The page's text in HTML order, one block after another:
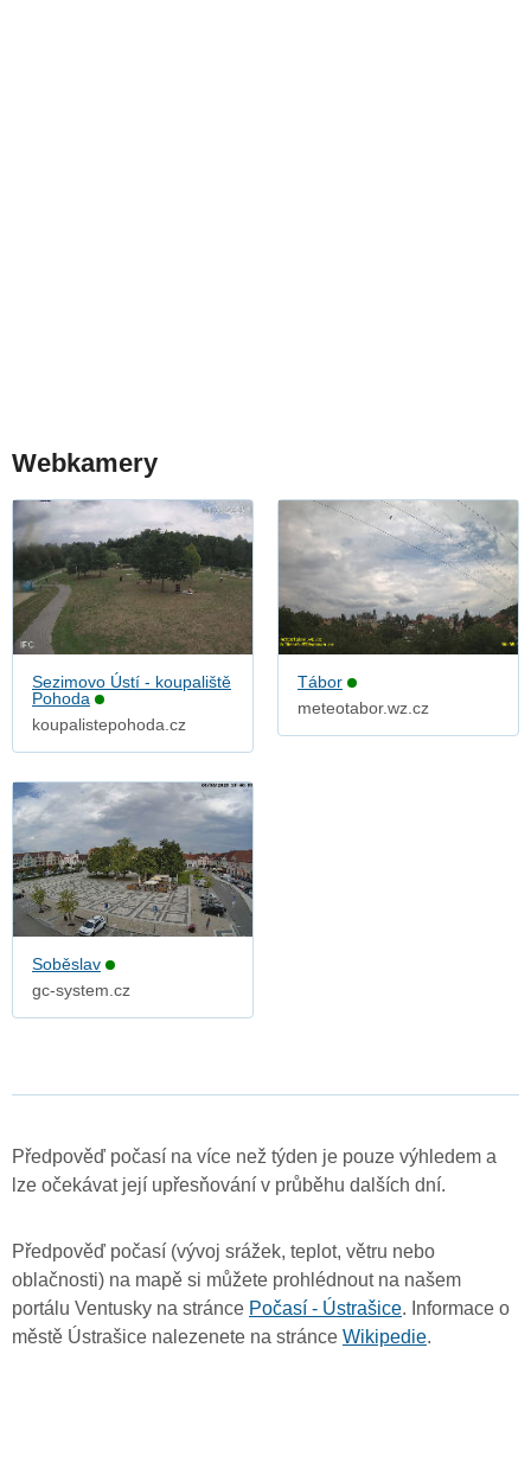
Webkamery
Sezimovo Ústí - koupaliště
Pohoda
koupalistepohoda.cz
Tábor
meteotabor.wz.cz
Soběslav
gc-system.cz
Předpověď počasí na více než týden je pouze výhledem a
lze očekávat její upřesňování v průběhu dalších dní.
Předpověď počasí (vývoj srážek, teplot, větru nebo
oblačnosti) na mapě si můžete prohlédnout na našem
portálu Ventusky na stránce Počasí - Ústrašice. Informace o
městě Ústrašice nalezenete na stránce Wikipedie.